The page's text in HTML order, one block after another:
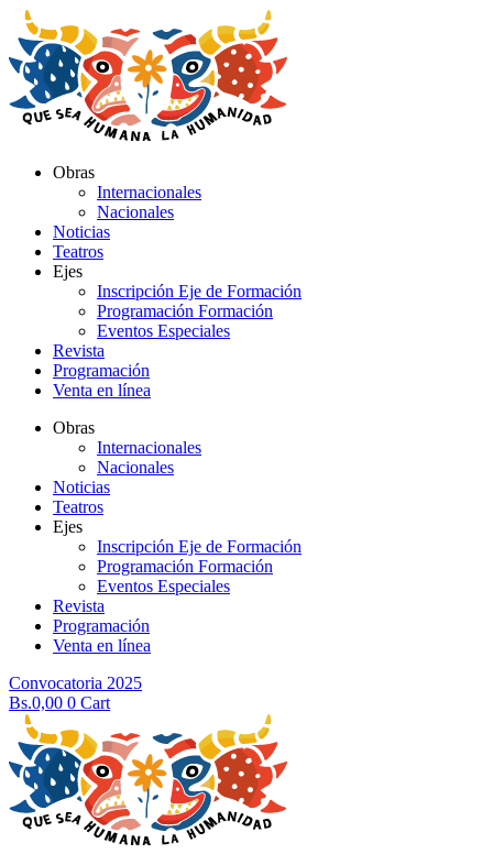
al
contenido
Obras
Internacionales
Nacionales
Noticias
Teatros
Ejes
Inscripción Eje de Formación
Programación Formación
Eventos Especiales
Revista
Programación
Venta en línea
Obras
Internacionales
Nacionales
Noticias
Teatros
Ejes
Inscripción Eje de Formación
Programación Formación
Eventos Especiales
Revista
Programación
Venta en línea
Convocatoria 2025
Bs.0,00 0 Cart